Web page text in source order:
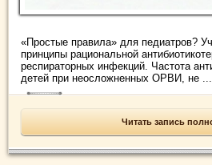
«Простые правила» для педиатров?
принципы рациональной
респираторных инфекций. Частота
детей при неосложненных ОРВИ, не ...
Читать запись